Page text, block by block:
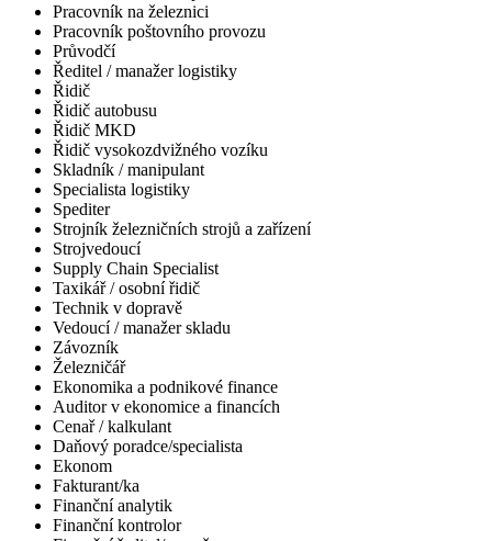
Pracovník na železnici
Pracovník poštovního provozu
Průvodčí
Ředitel / manažer logistiky
Řidič
Řidič autobusu
Řidič MKD
Řidič vysokozdvižného vozíku
Skladník / manipulant
Specialista logistiky
Spediter
Strojník železničních strojů a zařízení
Strojvedoucí
Supply Chain Specialist
Taxikář / osobní řidič
Technik v dopravě
Vedoucí / manažer skladu
Závozník
Železničář
Ekonomika a podnikové finance
Auditor v ekonomice a financích
Cenař / kalkulant
Daňový poradce/specialista
Ekonom
Fakturant/ka
Finanční analytik
Finanční kontrolor